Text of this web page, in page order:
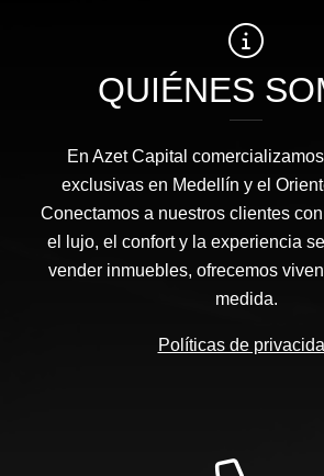
QUIÉNES
En Azet Capital
exclusivas en Medellín y el
Conectamos a nuestros clientes
el lujo, el confort y la experiencia
vender inmuebles, ofrecemos
medida.
Políticas de